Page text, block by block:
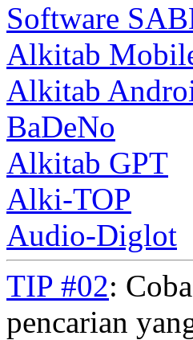
Software
Alkitab
Alkitab
BaDeNo
Alkitab GPT
Alki-TOP
Audio-Diglot
TIP #02:
pencarian